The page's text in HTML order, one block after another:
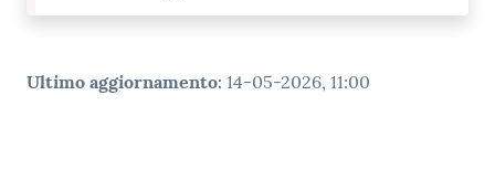
Ultimo aggiornamento: 14-05-2026, 11:00